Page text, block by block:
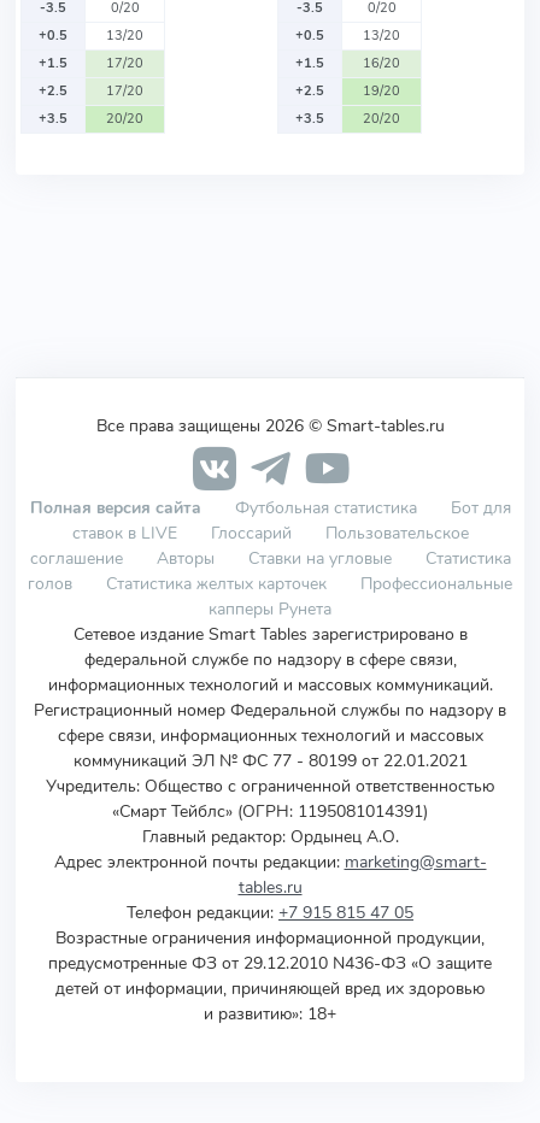
-3.5
0/20
+0.5
13/20
+1.5
17/20
+2.5
17/20
+3.5
20/20
-3.5
0/20
+0.5
13/20
+1.5
16/20
+2.5
19/20
+3.5
20/20
Все права защищены 2026 © Smart-tables.ru
Полная версия сайта Футбольная статистика
Бот для
ставок в LIVE
Глоссарий
Пользовательское
соглашение
Авторы Ставки на угловые
Статистика
голов
Статистика желтых карточек
Профессиональные
капперы Рунета
Сетевое издание Smart Tables зарегистрировано в
федеральной службе по надзору в сфере связи,
информационных технологий и массовых коммуникаций.
Регистрационный номер Федеральной службы по надзору в
сфере связи, информационных технологий и массовых
коммуникаций ЭЛ № ФС 77 - 80199 от 22.01.2021
Учредитель: Общество с ограниченной ответственностью
«Смарт Тейблс» (ОГРН: 1195081014391)
Главный редактор: Ордынец А.О.
Адрес электронной почты редакции: marketing@smart-
tables.ru
Телефон редакции: +7 915 815 47 05
Возрастные ограничения информационной продукции,
предусмотренные ФЗ от 29.12.2010 N436-ФЗ «О защите
детей от информации, причиняющей вред их здоровью
и развитию»: 18+